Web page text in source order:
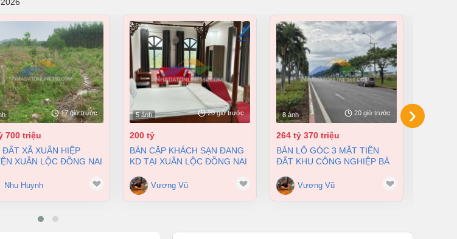
17 giờ trước
700 triệu
XUÂN LỘC ĐỒNG NAI
TỶ
Nhu Huynh
5 ảnh 20 giờ trước
200 tỷ
BÁN CẶP KHÁCH SẠN ĐANG
KD TẠI XUÂN LỘC ĐỒNG NAI
Vương Vũ
8 ảnh 20 giờ trước
264 tỷ 370 triệu
BÁN LÔ GÓC 3 MẶT TIỀN
ĐẤT KHU CÔNG NGHIỆP BÀ
GIÁ CHỈ 100 ĐÔ/M2
Vương Vũ
›